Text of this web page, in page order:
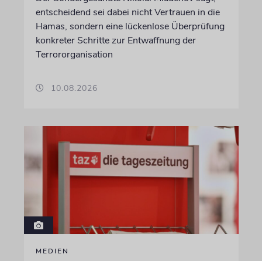
entscheidend sei dabei nicht Vertrauen in die
Hamas, sondern eine lückenlose Überprüfung
konkreter Schritte zur Entwaffnung der
Terrororganisation
10.08.2026
MEDIEN